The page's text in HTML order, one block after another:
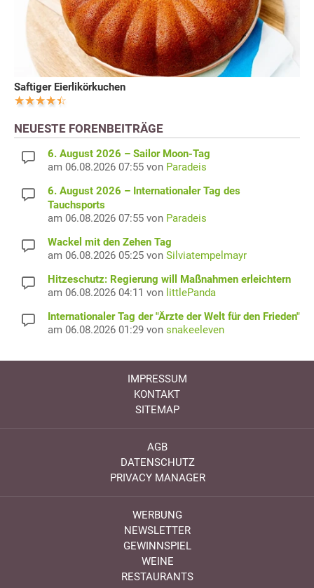
Saftiger Eierlikörkuchen
NEUESTE FORENBEITRÄGE
6. August 2026 – Sailor Moon-Tag
am 06.08.2026 07:55 von Paradeis
6. August 2026 – Internationaler Tag des
Tauchsports
am 06.08.2026 07:55 von Paradeis
Wackel mit den Zehen Tag
am 06.08.2026 05:25 von Silviatempelmayr
Hitzeschutz: Regierung will Maßnahmen erleichtern
am 06.08.2026 04:11 von littlePanda
Internationaler Tag der "Ärzte der Welt für den Frieden"
am 06.08.2026 01:29 von snakeeleven
IMPRESSUM
KONTAKT
SITEMAP
AGB
DATENSCHUTZ
PRIVACY MANAGER
WERBUNG
NEWSLETTER
GEWINNSPIEL
WEINE
RESTAURANTS